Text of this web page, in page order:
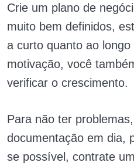
Crie um plano de
muito bem definidos,
a curto quanto ao
motivação, você
verificar o crescimento.
Para não ter
documentação em dia,
se possível, contrate